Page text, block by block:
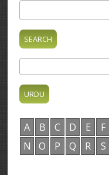
A B C D E F
N
O P Q R S